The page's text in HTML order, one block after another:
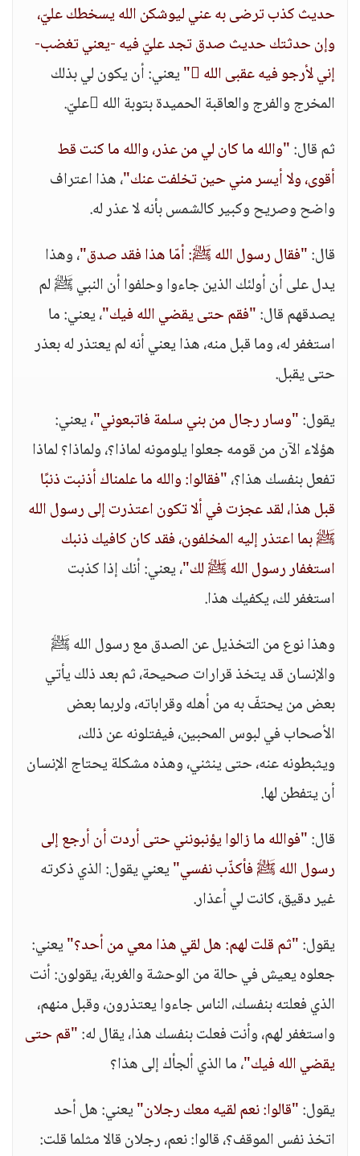
حديث كذب ترضى به عني ليوشكن الله يسخطك عليّ،
وإن حدثتك حديث صدق تجد عليّ فيه -يعني تغضب-
إني لأرجو فيه عقبى الله "
يعني: أن يكون لي بذلك
المخرج والفرج والعاقبة الحميدة بتوبة الله عليّ.
ثم قال:"والله ما كان لي من عذر، والله ما كنت قط
أقوى، ولا أيسر مني حين تخلفت عنك"، هذا اعتراف
واضح وصريح وكبير كالشمس بأنه لا عذر له.
قال:"فقال رسول الله ﷺ: أمّا هذا فقد صدق"، وهذا
يدل على أن أولئك الذين جاءوا وحلفوا أن النبي ﷺ لم
يصدقهم قال:"فقم حتى يقضي الله فيك"، يعني: ما
استغفر له، وما قبل منه، هذا يعني أنه لم يعتذر له بعذر
حتى يقبل.
يقول:"وسار رجال من بني سلمة فاتبعوني"، يعني:
هؤلاء الآن من قومه جعلوا يلومونه لماذا؟، ولماذا؟ لماذا
تفعل بنفسك هذا؟،"فقالوا: والله ما علمناك أذنبت ذنبًا
قبل هذا، لقد عجزت في ألا تكون اعتذرت إلى رسول الله
ﷺ بما اعتذر إليه المخلفون، فقد كان كافيك ذنبك
استغفار رسول الله ﷺ لك"، يعني: أنك إذا كذبت
استغفر لك، يكفيك هذا.
وهذا نوع من التخذيل عن الصدق مع رسول الله ﷺ
والإنسان قد يتخذ قرارات صحيحة، ثم بعد ذلك يأتي
بعض من يحتفّ به من أهله وقراباته، ولربما بعض
الأصحاب في لبوس المحبين، فيفتلونه عن ذلك،
ويثبطونه عنه، حتى ينثني، وهذه مشكلة يحتاج الإنسان
أن يتفطن لها.
قال:"فوالله ما زالوا يؤنبونني حتى أردت أن أرجع إلى
رسول الله ﷺ فأكذّب نفسي"يعني يقول: الذي ذكرته
غير دقيق، كانت لي أعذار.
يقول:"ثم قلت لهم: هل لقي هذا معي من أحد؟"يعني:
جعلوه يعيش في حالة من الوحشة والغربة، يقولون: أنت
الذي فعلته بنفسك، الناس جاءوا يعتذرون، وقبل منهم،
واستغفر لهم، وأنت فعلت بنفسك هذا، يقال له:"قم حتى
يقضي الله فيك"، ما الذي ألجأك إلى هذا؟
يقول:"قالوا: نعم لقيه معك رجلان"يعني: هل أحد
اتخذ نفس الموقف؟، قالوا: نعم، رجلان قالا مثلما قلت: